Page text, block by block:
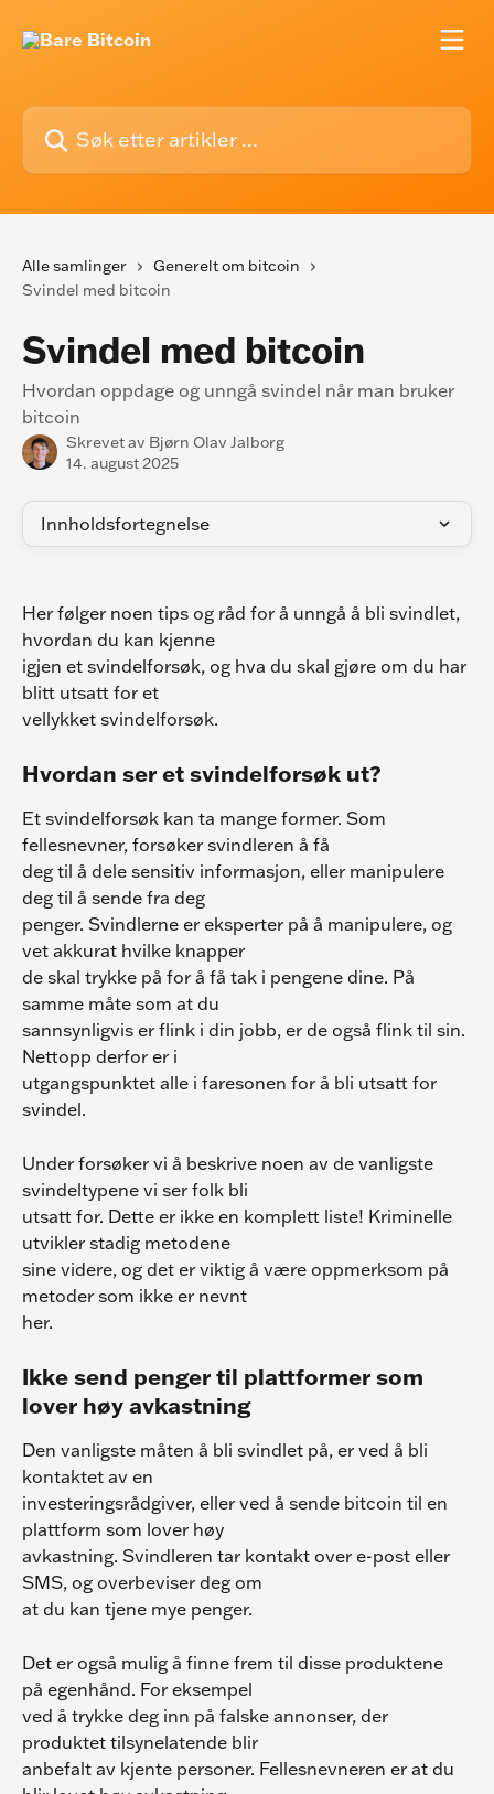
Søk etter artikler ...
Alle samlinger
Generelt om bitcoin
Svindel med bitcoin
Svindel med bitcoin
Hvordan oppdage og unngå svindel når man bruker
bitcoin
Skrevet av Bjørn Olav Jalborg
14. august 2025
Innholdsfortegnelse
Her følger noen tips og råd for å unngå å bli svindlet,
hvordan du kan kjenne
igjen et svindelforsøk, og hva du skal gjøre om du har
blitt utsatt for et
vellykket svindelforsøk.
Hvordan ser et svindelforsøk ut?
Et svindelforsøk kan ta mange former. Som
fellesnevner, forsøker svindleren å få
deg til å dele sensitiv informasjon, eller manipulere
deg til å sende fra deg
penger. Svindlerne er eksperter på å manipulere, og
vet akkurat hvilke knapper
de skal trykke på for å få tak i pengene dine. På
samme måte som at du
sannsynligvis er flink i din jobb, er de også flink til sin.
Nettopp derfor er i
utgangspunktet alle i faresonen for å bli utsatt for
svindel.
Under forsøker vi å beskrive noen av de vanligste
svindeltypene vi ser folk bli
utsatt for. Dette er ikke en komplett liste! Kriminelle
utvikler stadig metodene
sine videre, og det er viktig å være oppmerksom på
metoder som ikke er nevnt
her.
Ikke send penger til plattformer som
lover høy avkastning
Den vanligste måten å bli svindlet på, er ved å bli
kontaktet av en
investeringsrådgiver, eller ved å sende bitcoin til en
plattform som lover høy
avkastning. Svindleren tar kontakt over e-post eller
SMS, og overbeviser deg om
at du kan tjene mye penger.
Det er også mulig å finne frem til disse produktene
på egenhånd. For eksempel
ved å trykke deg inn på falske annonser, der
produktet tilsynelatende blir
anbefalt av kjente personer. Fellesnevneren er at du